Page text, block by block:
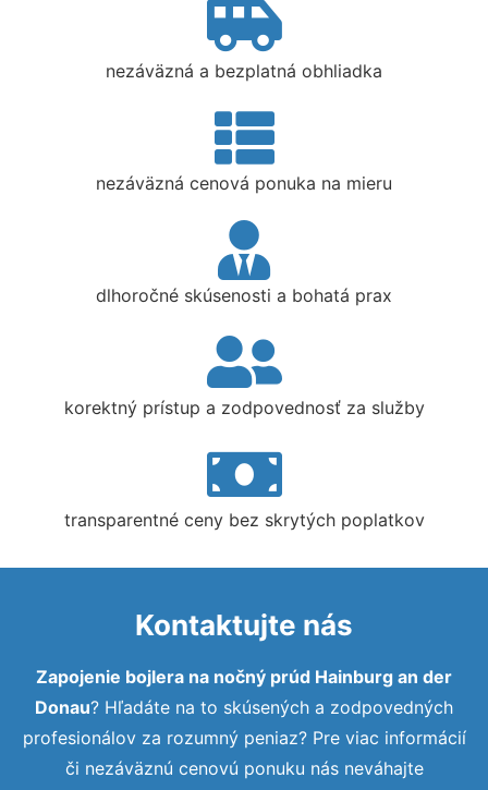
nezáväzná a bezplatná obhliadka
nezáväzná cenová ponuka na mieru
dlhoročné skúsenosti a bohatá prax
korektný prístup a zodpovednosť za služby
transparentné ceny bez skrytých poplatkov
Kontaktujte nás
Zapojenie bojlera na nočný prúd Hainburg an der
Donau? Hľadáte na to skúsených a zodpovedných
profesionálov za rozumný peniaz? Pre viac informácií
či nezáväznú cenovú ponuku nás neváhajte